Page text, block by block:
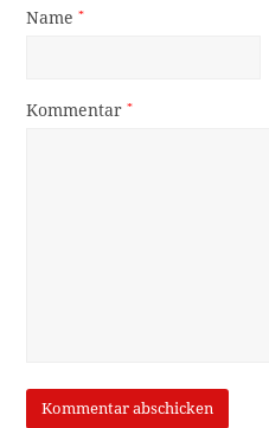
Name*
Kommentar*